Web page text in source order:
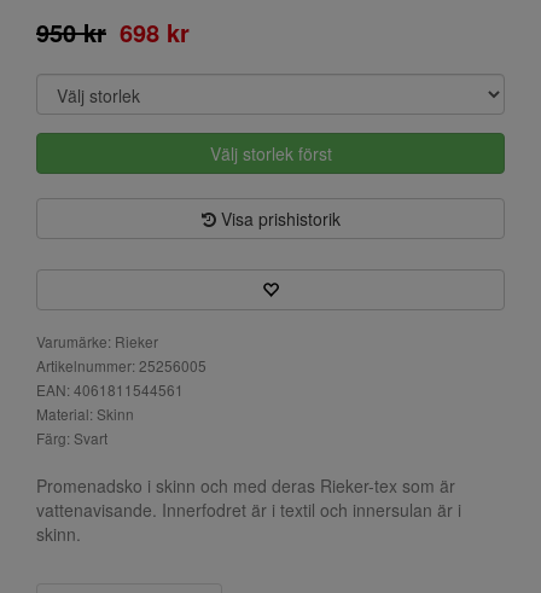
950 kr 698 kr
Välj storlek först
Visa prishistorik
Varumärke: Rieker
Artikelnummer: 25256005
EAN: 4061811544561
Material: Skinn
Färg: Svart
Promenadsko i skinn och med deras Rieker-tex som är
vattenavisande. Innerfodret är i textil och innersulan är i
skinn.